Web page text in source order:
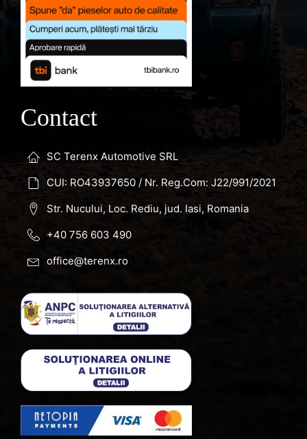
Contact
SC Terenx Automotive SRL
CUI: RO43937650 / Nr. Reg.Com: J22/991/2021
Str. Nucului, Loc. Rediu, jud. Iasi, Romania
+40 756 603 490
office@terenx.ro